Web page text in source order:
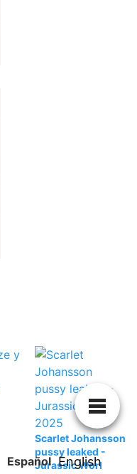
Scarlet Johansson
pussy leaked -
Jurassic Worl
Español English